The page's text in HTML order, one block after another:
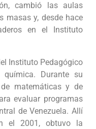
cambió las aulas
masas y, desde hace
en el Instituto
Instituto Pedagógico
Durante su
matemáticas y de
evaluar programas
de Venezuela. Allí
el 2001, obtuvo la